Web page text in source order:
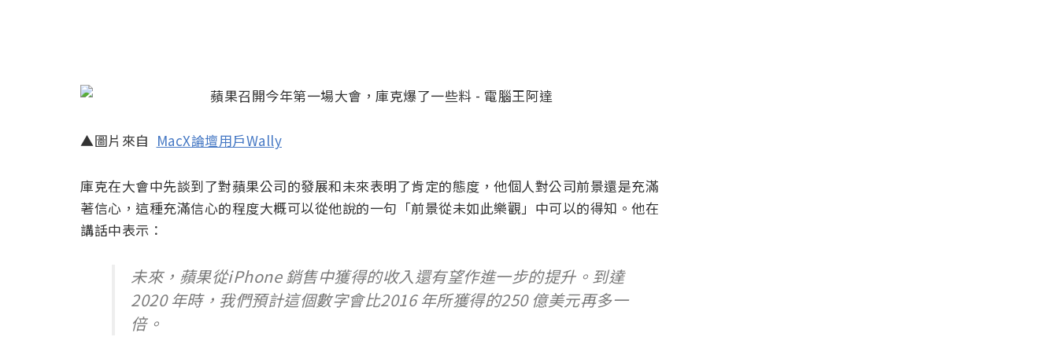
▲圖片來自 MacX論壇用戶Wally
庫克在大會中先談到了對蘋果公司的發展和未來表明了肯定的態度，他個人對公司前景還是充滿
著信心，這種充滿信心的程度大概可以從他說的一句「前景從未如此樂觀」中可以的得知。他在
講話中表示：
未來，蘋果從iPhone 銷售中獲得的收入還有望作進一步的提升。到達
2020 年時，我們預計這個數字會比2016 年所獲得的250 億美元再多一
倍。